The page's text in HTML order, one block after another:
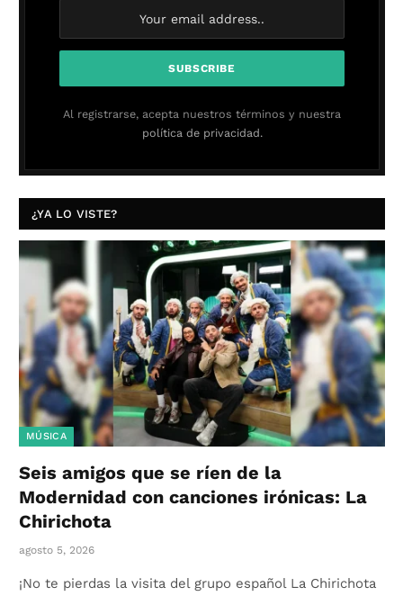
Al registrarse, acepta nuestros términos y nuestra
política de privacidad.
¿YA LO VISTE?
MÚSICA
Seis amigos que se ríen de la
Modernidad con canciones irónicas: La
Chirichota
agosto 5, 2026
¡No te pierdas la visita del grupo español La Chirichota